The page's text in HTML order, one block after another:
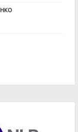
HKO